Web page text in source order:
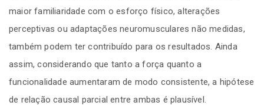
maior familiaridade com o esforço físico, alterações
perceptivas ou adaptações neuromusculares não medidas,
também podem ter contribuído para os resultados. Ainda
assim, considerando que tanto a força quanto a
funcionalidade aumentaram de modo consistente, a hipótese
de relação causal parcial entre ambas é plausível.